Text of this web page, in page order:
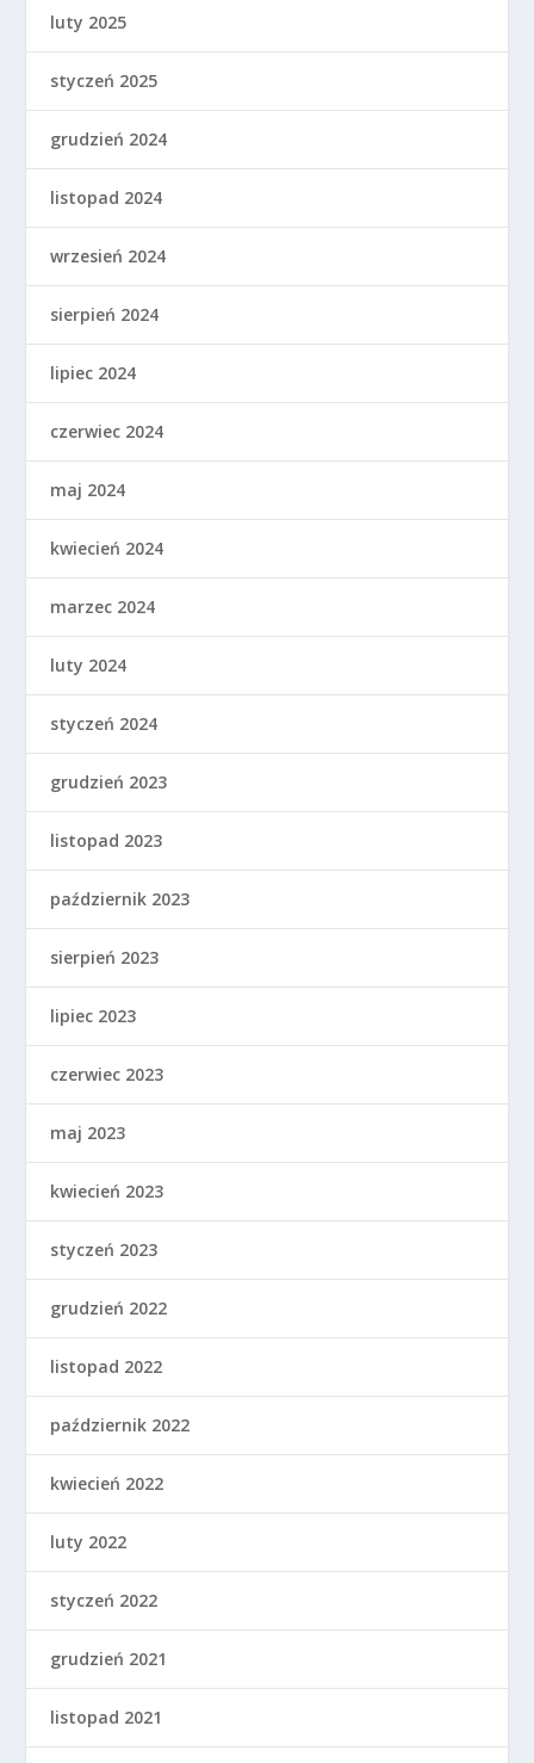
luty 2025
styczeń 2025
grudzień 2024
listopad 2024
wrzesień 2024
sierpień 2024
lipiec 2024
czerwiec 2024
maj 2024
kwiecień 2024
marzec 2024
luty 2024
styczeń 2024
grudzień 2023
listopad 2023
październik 2023
sierpień 2023
lipiec 2023
czerwiec 2023
maj 2023
kwiecień 2023
styczeń 2023
grudzień 2022
listopad 2022
październik 2022
kwiecień 2022
luty 2022
styczeń 2022
grudzień 2021
listopad 2021